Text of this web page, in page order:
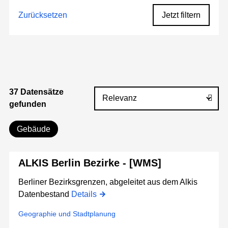
Zurücksetzen Jetzt filtern
37 Datensätze
gefunden
Gebäude
ALKIS Berlin Bezirke - [WMS]
Berliner Bezirksgrenzen, abgeleitet aus dem Alkis
Datenbestand Details
Geographie und Stadtplanung